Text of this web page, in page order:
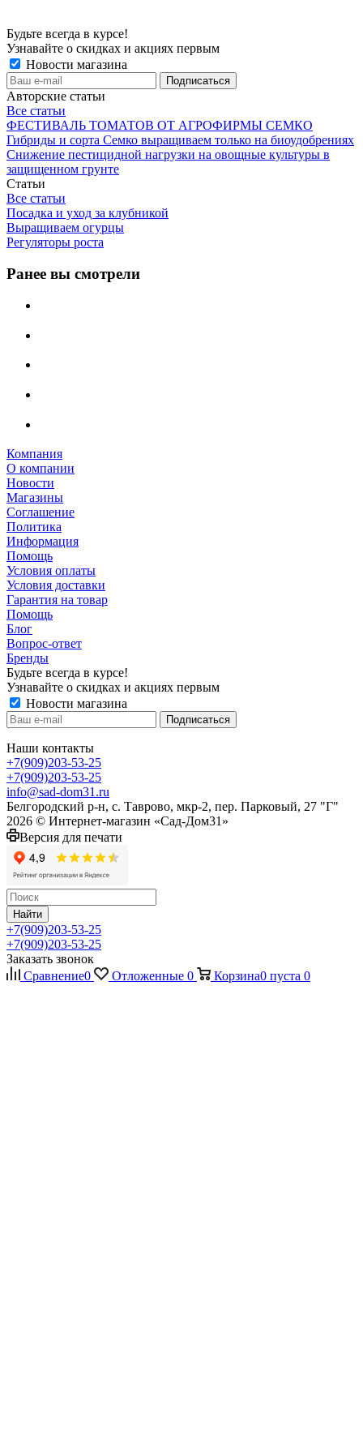
Будьте всегда в курсе!
Узнавайте о скидках и акциях первым
Новости магазина
Авторские статьи
Все статьи
ФЕСТИВАЛЬ ТОМАТОВ ОТ АГРОФИРМЫ СЕМКО
Гибриды и сорта Семко выращиваем только на биоудобрениях
Снижение пестицидной нагрузки на овощные культуры в
защищенном грунте
Статьи
Все статьи
Посадка и уход за клубникой
Выращиваем огурцы
Регуляторы роста
Ранее вы смотрели
Компания
О компании
Новости
Магазины
Соглашение
Политика
Информация
Помощь
Условия оплаты
Условия доставки
Гарантия на товар
Помощь
Блог
Вопрос-ответ
Бренды
Будьте всегда в курсе!
Узнавайте о скидках и акциях первым
Новости магазина
Наши контакты
+7(909)203-53-25
+7(909)203-53-25
info@sad-dom31.ru
Белгородский р-н, с. Таврово, мкр-2, пер. Парковый, 27 "Г"
2026 © Интернет-магазин «Сад-Дом31»
Версия для печати
Найти
+7(909)203-53-25
+7(909)203-53-25
Заказать звонок
Сравнение0 Отложенные 0 Корзина0 пуста 0